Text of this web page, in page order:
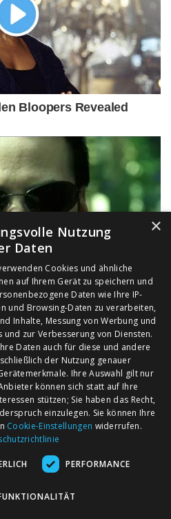
Märkte nach Bundesländern
Märkte nach PLZ
Märkte nach Umkreis
Flohmarkt
×
Nutzung
Daten
Cookies und ähnliche
auf Ihrem Gerät zu speichern und
Daten wie Ihre IP-
und Browsing-Daten zu verarbeiten,
Inhalte, Messung von Werbung und
zur Verbesserung von Diensten.
Daten auch für diese und andere
der Nutzung genauer
Ihre Auswahl gilt nur
können sich statt auf Ihre
stützen; Sie haben das Recht,
einzulegen. Sie können Ihre
Cookie-Einstellungen widerrufen.
PERFORMANCE